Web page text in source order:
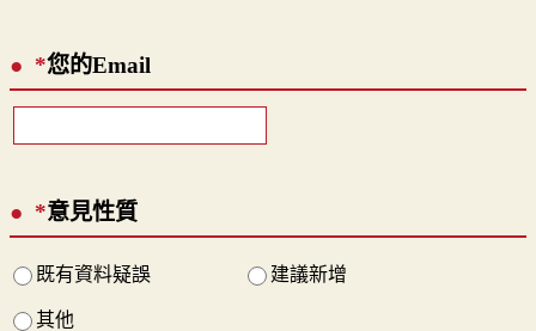
*您的Email
*意見性質
既有資料疑誤 建議新增
其他